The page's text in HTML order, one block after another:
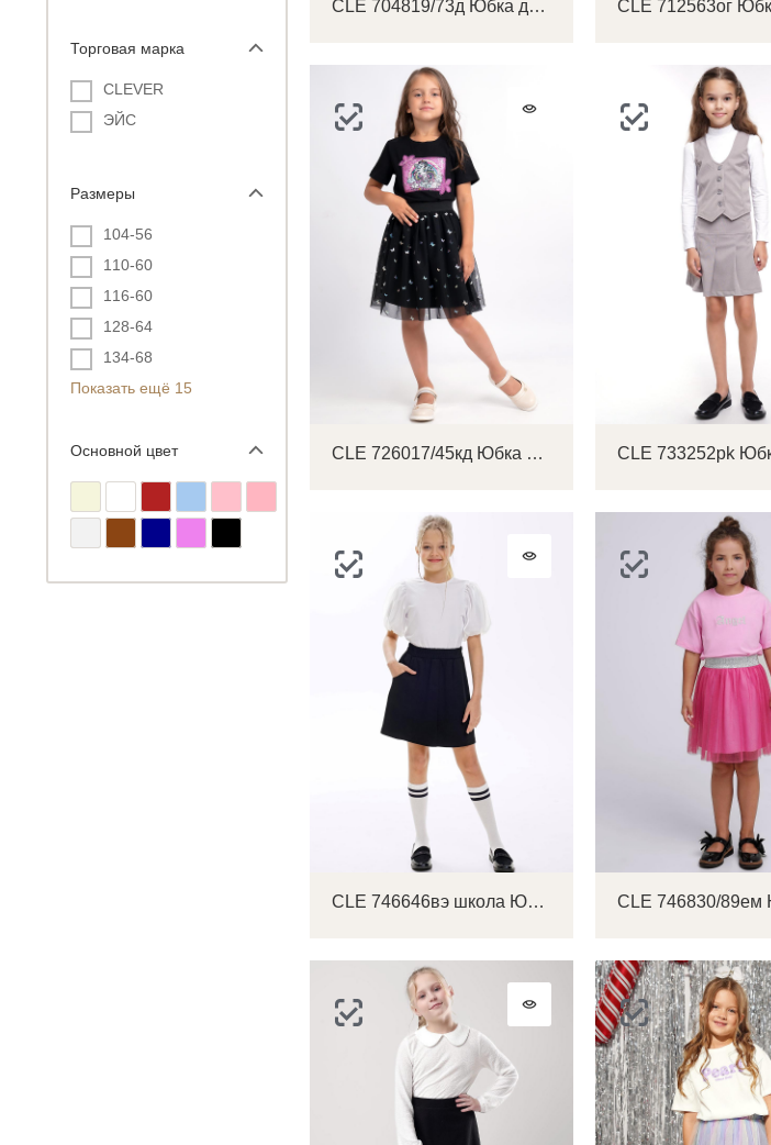
Торговая марка
CLEVER
ЭЙС
Размеры
104-56
110-60
116-60
128-64
134-68
Показать ещё 15
Основной цвет
CLE 704819/73д Юбка детская для девочки
CLE 726017/45кд Юбка детская для девочки
CLE 746646вэ школа Юбка детская для девочки